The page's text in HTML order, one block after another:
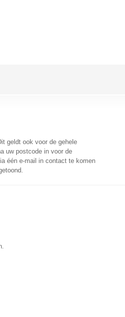
geldt ook voor de gehele
uw postcode in voor de
één e-mail in contact te komen